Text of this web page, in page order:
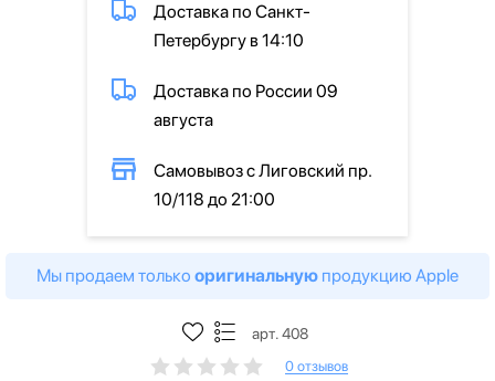
Доставка по Санкт-
Петербургу в 14:10
Доставка по России 09
августа
Самовывоз с Лиговский пр.
10/118 до 21:00
Мы продаем только оригинальную продукцию Apple
арт. 408
0 отзывов